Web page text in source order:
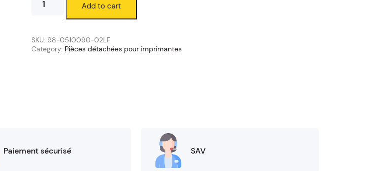
d'impression
MX240P
quantity
Add to cart
SKU: 98-0510090-02LF
Category: Pièces détachées pour imprimantes
Paiement sécurisé SAV